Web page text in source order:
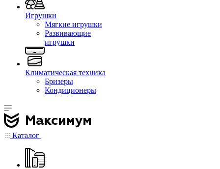
Игрушки
Мягкие игрушки
Развивающие
игрушки
Климатическая техника
Бризеры
Кондиционеры
Каталог